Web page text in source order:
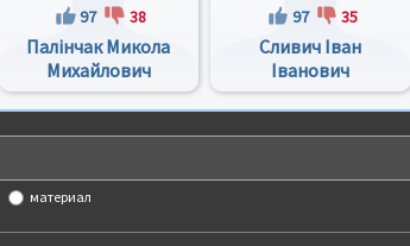
97 38
Палінчак Микола
Михайлович
97 35
Сливич Іван
Іванович
материал